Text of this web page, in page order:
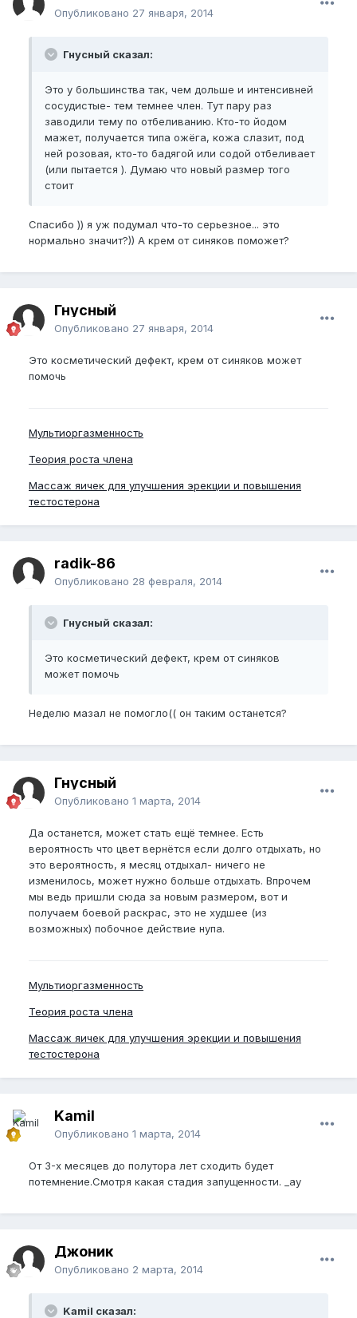
Опубликовано 27 января, 2014
Гнусный сказал:
Это у большинства так, чем дольше и интенсивней
сосудистые- тем темнее член. Тут пару раз
заводили тему по отбеливанию. Кто-то йодом
мажет, получается типа ожёга, кожа слазит, под
ней розовая, кто-то бадягой или содой отбеливает
(или пытается ). Думаю что новый размер того
стоит
Спасибо )) я уж подумал что-то серьезное... это
нормально значит?)) А крем от синяков поможет?
Гнусный
Опубликовано 27 января, 2014
Это косметический дефект, крем от синяков может
помочь
Мультиоргазменность
Теория роста члена
Массаж яичек для улучшения эрекции и повышения
тестостерона
radik-86
Опубликовано 28 февраля, 2014
Гнусный сказал:
Это косметический дефект, крем от синяков
может помочь
Неделю мазал не помогло(( он таким останется?
Гнусный
Опубликовано 1 марта, 2014
Да останется, может стать ещё темнее. Есть
вероятность что цвет вернётся если долго отдыхать, но
это вероятность, я месяц отдыхал- ничего не
изменилось, может нужно больше отдыхать. Впрочем
мы ведь пришли сюда за новым размером, вот и
получаем боевой раскрас, это не худшее (из
возможных) побочное действие нупа.
Мультиоргазменность
Теория роста члена
Массаж яичек для улучшения эрекции и повышения
тестостерона
Kamil
Опубликовано 1 марта, 2014
От 3-х месяцев до полутора лет сходить будет
потемнение.Смотря какая стадия запущенности. _ay
Джоник
Опубликовано 2 марта, 2014
Kamil сказал: